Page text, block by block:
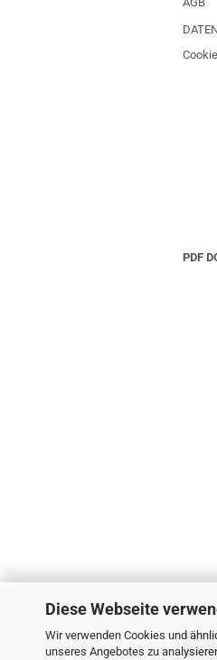
Diese Webseite
Wir verwenden Cookies und
unseres Angebotes zu
PDF